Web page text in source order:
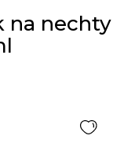
na nechty